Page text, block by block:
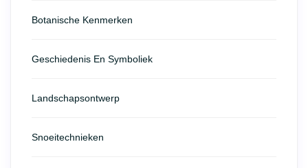
Botanische Kenmerken
Geschiedenis En Symboliek
Landschapsontwerp
Snoeitechnieken